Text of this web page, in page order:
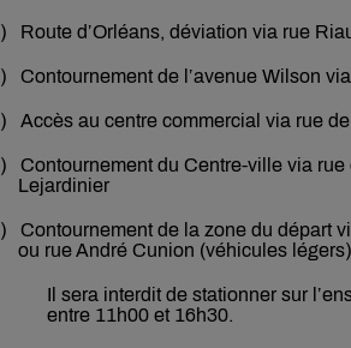
Route d’Orléans, déviation via rue
Contournement de l’avenue Wilson
Accès au centre commercial via rue
Contournement du Centre-ville via
Lejardinier
Contournement de la zone du départ
ou rue André Cunion (véhicules légers)
Il sera interdit de stationner sur
entre 11h00 et 16h30.